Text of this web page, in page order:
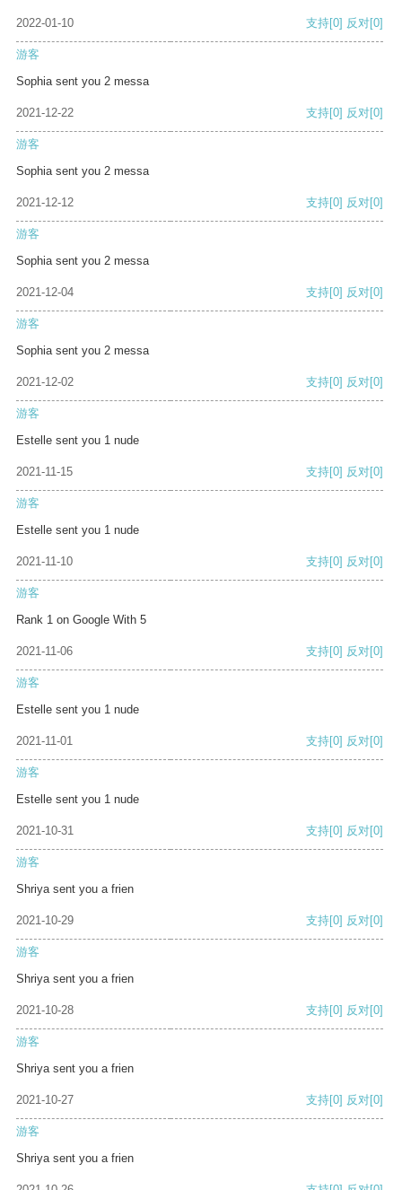
2022-01-10 支持[0] 反对[0]
游客
Sophia sent you 2 messa
2021-12-22 支持[0] 反对[0]
游客
Sophia sent you 2 messa
2021-12-12 支持[0] 反对[0]
游客
Sophia sent you 2 messa
2021-12-04 支持[0] 反对[0]
游客
Sophia sent you 2 messa
2021-12-02 支持[0] 反对[0]
游客
Estelle sent you 1 nude
2021-11-15 支持[0] 反对[0]
游客
Estelle sent you 1 nude
2021-11-10 支持[0] 反对[0]
游客
Rank 1 on Google With 5
2021-11-06 支持[0] 反对[0]
游客
Estelle sent you 1 nude
2021-11-01 支持[0] 反对[0]
游客
Estelle sent you 1 nude
2021-10-31 支持[0] 反对[0]
游客
Shriya sent you a frien
2021-10-29 支持[0] 反对[0]
游客
Shriya sent you a frien
2021-10-28 支持[0] 反对[0]
游客
Shriya sent you a frien
2021-10-27 支持[0] 反对[0]
游客
Shriya sent you a frien